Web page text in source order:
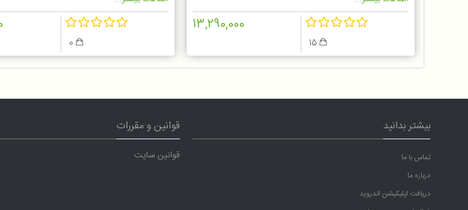
13,290,000
بیشتر بدانید
تماس با ما
درباره ما
دریافت اپلیکیشن اندروید
قوانین و مقررات
قوانین سایت